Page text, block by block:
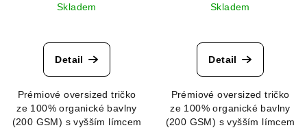
Skladem
Detail
Prémiové oversized tričko
ze 100% organické bavlny
(200 GSM) s vyšším límcem
Skladem
Detail
Prémiové oversized tričko
ze 100% organické bavlny
(200 GSM) s vyšším límcem